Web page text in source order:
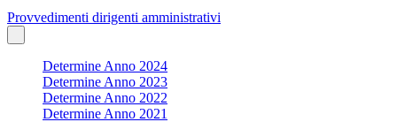
Provvedimenti dirigenti amministrativi
Determine Anno 2024
Determine Anno 2023
Determine Anno 2022
Determine Anno 2021